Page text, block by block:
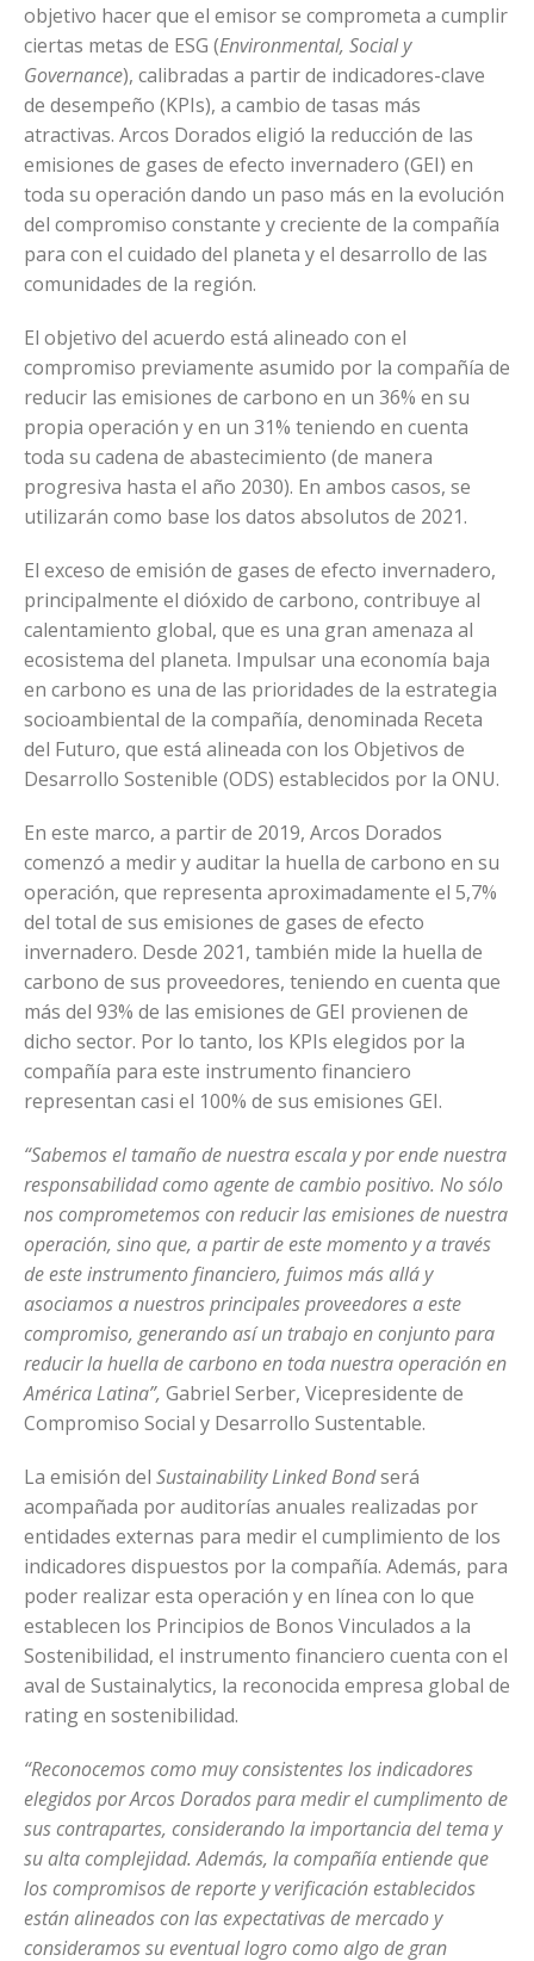
objetivo hacer que el emisor se comprometa a cumplir
ciertas metas de ESG (Environmental, Social y
Governance), calibradas a partir de indicadores-clave
de desempeño (KPIs), a cambio de tasas más
atractivas. Arcos Dorados eligió la reducción de las
emisiones de gases de efecto invernadero (GEI) en
toda su operación dando un paso más en la evolución
del compromiso constante y creciente de la compañía
para con el cuidado del planeta y el desarrollo de las
comunidades de la región.
El objetivo del acuerdo está alineado con el
compromiso previamente asumido por la compañía de
reducir las emisiones de carbono en un 36% en su
propia operación y en un 31% teniendo en cuenta
toda su cadena de abastecimiento (de manera
progresiva hasta el año 2030). En ambos casos, se
utilizarán como base los datos absolutos de 2021.
El exceso de emisión de gases de efecto invernadero,
principalmente el dióxido de carbono, contribuye al
calentamiento global, que es una gran amenaza al
ecosistema del planeta. Impulsar una economía baja
en carbono es una de las prioridades de la estrategia
socioambiental de la compañía, denominada Receta
del Futuro, que está alineada con los Objetivos de
Desarrollo Sostenible (ODS) establecidos por la ONU.
En este marco, a partir de 2019, Arcos Dorados
comenzó a medir y auditar la huella de carbono en su
operación, que representa aproximadamente el 5,7%
del total de sus emisiones de gases de efecto
invernadero. Desde 2021, también mide la huella de
carbono de sus proveedores, teniendo en cuenta que
más del 93% de las emisiones de GEI provienen de
dicho sector. Por lo tanto, los KPIs elegidos por la
compañía para este instrumento financiero
representan casi el 100% de sus emisiones GEI.
“Sabemos el tamaño de nuestra escala y por ende nuestra
responsabilidad como agente de cambio positivo. No sólo
nos comprometemos con reducir las emisiones de nuestra
operación, sino que, a partir de este momento y a través
de este instrumento financiero, fuimos más allá y
asociamos a nuestros principales proveedores a este
compromiso, generando así un trabajo en conjunto para
reducir la huella de carbono en toda nuestra operación en
América Latina”, Gabriel Serber, Vicepresidente de
Compromiso Social y Desarrollo Sustentable.
La emisión del Sustainability Linked Bondserá
acompañada por auditorías anuales realizadas por
entidades externas para medir el cumplimiento de los
indicadores dispuestos por la compañía. Además, para
poder realizar esta operación y en línea con lo que
establecen los Principios de Bonos Vinculados a la
Sostenibilidad, el instrumento financiero cuenta con el
aval de Sustainalytics, la reconocida empresa global de
rating en sostenibilidad.
“Reconocemos como muy consistentes los indicadores
elegidos por Arcos Dorados para medir el cumplimento de
sus contrapartes, considerando la importancia del tema y
su alta complejidad. Además, la compañía entiende que
los compromisos de reporte y verificación establecidos
están alineados con las expectativas de mercado y
consideramos su eventual logro como algo de gran